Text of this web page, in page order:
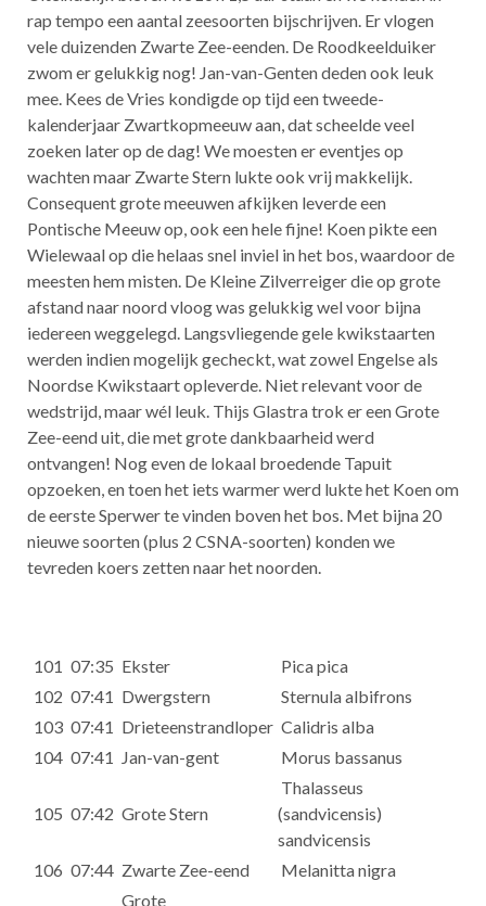
rap tempo een aantal zeesoorten bijschrijven. Er vlogen
vele duizenden Zwarte Zee-eenden. De Roodkeelduiker
zwom er gelukkig nog! Jan-van-Genten deden ook leuk
mee. Kees de Vries kondigde op tijd een tweede-
kalenderjaar Zwartkopmeeuw aan, dat scheelde veel
zoeken later op de dag! We moesten er eventjes op
wachten maar Zwarte Stern lukte ook vrij makkelijk.
Consequent grote meeuwen afkijken leverde een
Pontische Meeuw op, ook een hele fijne! Koen pikte een
Wielewaal op die helaas snel inviel in het bos, waardoor de
meesten hem misten. De Kleine Zilverreiger die op grote
afstand naar noord vloog was gelukkig wel voor bijna
iedereen weggelegd. Langsvliegende gele kwikstaarten
werden indien mogelijk gecheckt, wat zowel Engelse als
Noordse Kwikstaart opleverde. Niet relevant voor de
wedstrijd, maar wél leuk. Thijs Glastra trok er een Grote
Zee-eend uit, die met grote dankbaarheid werd
ontvangen! Nog even de lokaal broedende Tapuit
opzoeken, en toen het iets warmer werd lukte het Koen om
de eerste Sperwer te vinden boven het bos. Met bijna 20
nieuwe soorten (plus 2 CSNA-soorten) konden we
tevreden koers zetten naar het noorden.
101 07:35 Ekster
Pica pica
102 07:41 Dwergstern
Sternula albifrons
103 07:41 Drieteenstrandloper Calidris alba
104 07:41 Jan-van-gent Morus bassanus
105 07:42 Grote Stern
Thalasseus
(sandvicensis)
sandvicensis
106 07:44 Zwarte Zee-eend Melanitta nigra
Grote